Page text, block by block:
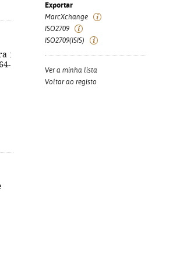
:
Exportar
MarcXchange
ISO2709
ISO2709(ISIS)
Ver a minha lista
Voltar ao registo